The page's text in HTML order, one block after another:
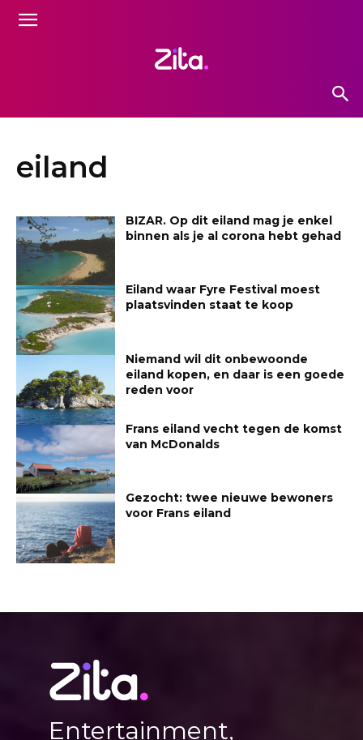
eiland
BIZAR. Op dit eiland mag je enkel
binnen als je al corona hebt gehad
Eiland waar Fyre Festival moest
plaatsvinden staat te koop
Niemand wil dit onbewoonde
eiland kopen, en daar is een goede
reden voor
Frans eiland vecht tegen de komst
van McDonalds
Gezocht: twee nieuwe bewoners
voor Frans eiland
Entertainment,